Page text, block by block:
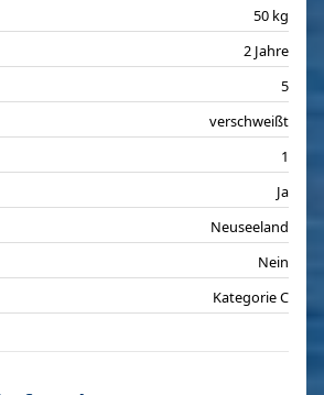
50 kg
2 Jahre
5
verschweißt
1
Ja
Neuseeland
Nein
Kategorie C